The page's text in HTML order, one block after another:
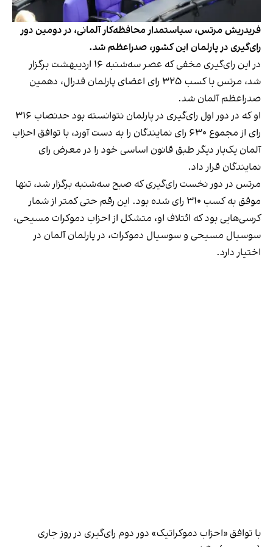
فریدریش مرتس، سیاستمدار محافظه‌کار آلمانی، در دومین دور
رای‌گیری در پارلمان این کشور، صدراعظم شد.
در این رای‌گیری مخفی که عصر سه‌شنبه ۱۶ اردیبهشت برگزار
شد، مرتس با کسب ۳۲۵ رای اعضای پارلمان فدرال، دهمین
صدراعظم آلمان شد.
او که در دور اول رای‌گیری در پارلمان نتوانسته بود حدنصاب ۳۱۶
رای از مجموع ۶۳۰ رای نمایندگان را به دست آورد، با توافق احزاب
آلمان یک‌بار دیگر طبق قانون اساسی خود را در معرض رای
نمایندگان قرار داد.
مرتس در دور نخست رای‌گیری که صبح سه‌شنبه برگزار شد، تنها
موفق به کسب ۳۱۰ رای شده بود. این رقم حتی کمتر از شمار
کرسی‌هایی بود که ائتلاف او، متشکل از احزاب دموکرات مسیحی،
سوسیال مسیحی و سوسیال دموکرات، در پارلمان آلمان در
اختیار دارد.
با توافق «احزاب دموکراتیک» دور دوم رای‌گیری در روز جاری